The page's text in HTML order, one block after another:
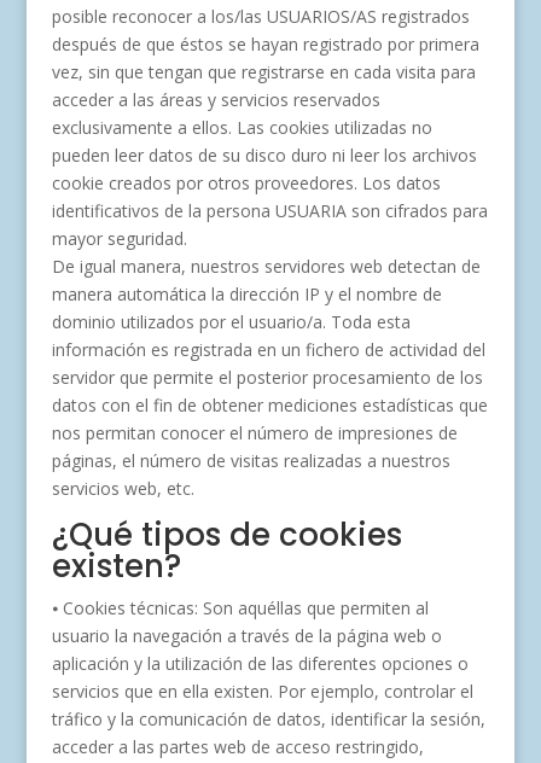
posible reconocer a los/las USUARIOS/AS registrados
después de que éstos se hayan registrado por primera
vez, sin que tengan que registrarse en cada visita para
acceder a las áreas y servicios reservados
exclusivamente a ellos. Las cookies utilizadas no
pueden leer datos de su disco duro ni leer los archivos
cookie creados por otros proveedores. Los datos
identificativos de la persona USUARIA son cifrados para
mayor seguridad.
De igual manera, nuestros servidores web detectan de
manera automática la dirección IP y el nombre de
dominio utilizados por el usuario/a. Toda esta
información es registrada en un fichero de actividad del
servidor que permite el posterior procesamiento de los
datos con el fin de obtener mediciones estadísticas que
nos permitan conocer el número de impresiones de
páginas, el número de visitas realizadas a nuestros
servicios web, etc.
¿Qué tipos de cookies
existen?
⦁ Cookies técnicas: Son aquéllas que permiten al
usuario la navegación a través de la página web o
aplicación y la utilización de las diferentes opciones o
servicios que en ella existen. Por ejemplo, controlar el
tráfico y la comunicación de datos, identificar la sesión,
acceder a las partes web de acceso restringido,